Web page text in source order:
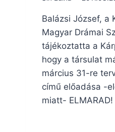
Balázsi József, a
Magyar Drámai
tájékoztatta a
hogy a társulat
március 31-re
című előadása -
miatt- ELMARAD!